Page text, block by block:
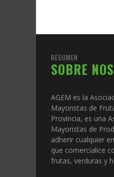
RESUMEN
SOBRE
AGEM es la
Mayoristas de
Provincia, es una
Mayoristas de
adherir cualquier
que comercialice
frutas, verduras y